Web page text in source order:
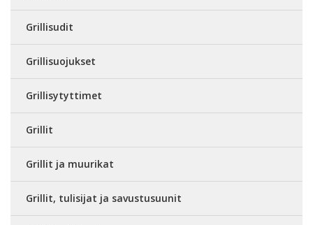
Grillisudit
Grillisuojukset
Grillisytyttimet
Grillit
Grillit ja muurikat
Grillit, tulisijat ja savustusuunit